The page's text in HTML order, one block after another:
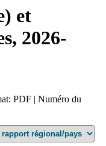
et
2026-
PDF | Numéro du